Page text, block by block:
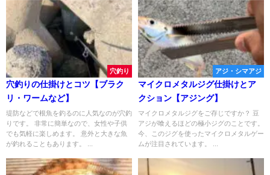
穴釣り
穴釣りの仕掛けとコツ【ブラク
リ・ワームなど】
堤防などで根魚を釣るのに人気なのが穴釣
りです。 非常に簡単なので、女性や子供
でも気軽に楽しめます。 意外と大きな魚
が釣れることもあります。 ...
アジ・シマアジ
マイクロメタルジグ仕掛けとア
クション【アジング】
マイクロメタルジグをご存じですか？ 豆
アジが喰えるほどの極小ジグのことです。
今、このジグを使ったマイクロメタルゲー
ムが注目されています。 ...